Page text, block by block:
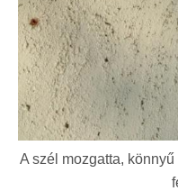
A szél mozgatta,